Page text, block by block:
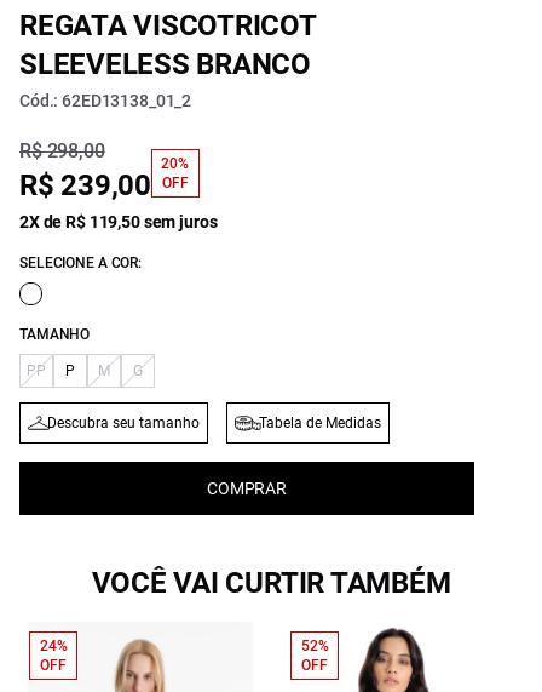
REGATA VISCOTRICOT
SLEEVELESS BRANCO
Cód.: 62ED13138_01_2
R$ 298,00
R$ 239,00
20%
OFF
2X de R$ 119,50 sem juros
SELECIONE A COR:
TAMANHO
PP P M G
Descubra seu tamanho Tabela de Medidas
COMPRAR
VOCÊ VAI CURTIR TAMBÉM
24%
OFF
52%
OFF